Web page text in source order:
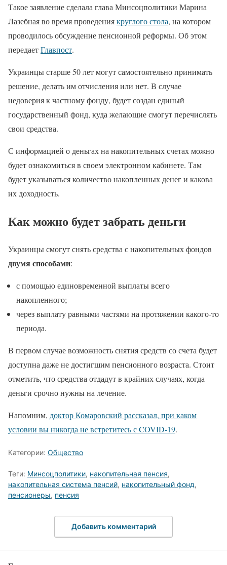
Такое заявление сделала глава Минсоцполитики Марина
Лазебная во время проведениякруглого стола, на котором
проводилось обсуждение пенсионной реформы. Об этом
передаетГлавпост.
Украинцы старше 50 лет могут самостоятельно принимать
решение, делать им отчисления или нет. В случае
недоверия к частному фонду, будет создан единый
государственный фонд, куда желающие смогут перечислять
свои средства.
С информацией о деньгах на накопительных счетах можно
будет ознакомиться в своем электронном кабинете. Там
будет указываться количество накопленных денег и какова
их доходность.
Как можно будет забрать деньги
Украинцы смогут снять средства с накопительных фондов
двумя способами:
с помощью единовременной выплаты всего
накопленного;
через выплату равными частями на протяжении какого-то
периода.
В первом случае возможность снятия средств со счета будет
доступна даже не достигшим пенсионного возраста. Стоит
отметить, что средства отдадут в крайних случаях, когда
деньги срочно нужны на лечение.
Напомним, доктор Комаровский рассказал, при каком
условии вы никогда не встретитесь с COVID-19.
Категории: Общество
Теги: Минсоцполитики, накопительная пенсия,
накопительная система пенсий, накопительный фонд,
пенсионеры, пенсия
Добавить комментарий